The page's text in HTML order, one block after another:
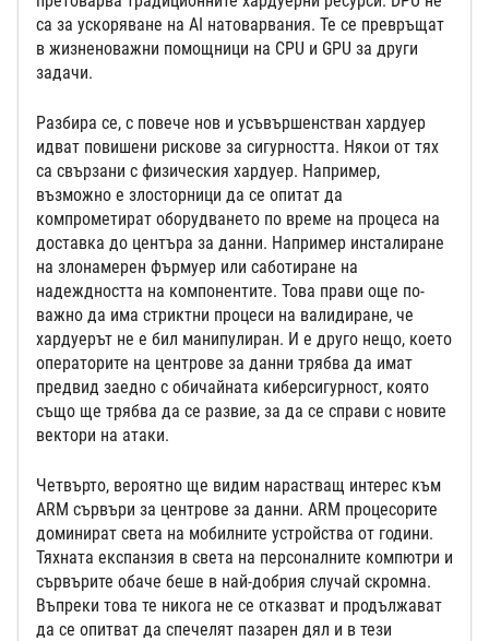
са за ускоряване на AI натоварвания. Те се превръщат
в жизненоважни помощници на CPU и GPU за други
задачи.
Разбира се, с повече нов и усъвършенстван хардуер
идват повишени рискове за сигурността. Някои от тях
са свързани с физическия хардуер. Например,
възможно е злосторници да се опитат да
компрометират оборудването по време на процеса на
доставка до центъра за данни. Например инсталиране
на злонамерен фърмуер или саботиране на
надеждността на компонентите. Това прави още по-
важно да има стриктни процеси на валидиране, че
хардуерът не е бил манипулиран. И е друго нещо, което
операторите на центрове за данни трябва да имат
предвид заедно с обичайната киберсигурност, която
също ще трябва да се развие, за да се справи с новите
вектори на атаки.
Четвърто, вероятно ще видим нарастващ интерес към
ARM сървъри за центрове за данни. ARM процесорите
доминират света на мобилните устройства от години.
Тяхната експанзия в света на персоналните компютри и
сървърите обаче беше в най-добрия случай скромна.
Въпреки това те никога не се отказват и продължават
да се опитват да спечелят пазарен дял и в тези